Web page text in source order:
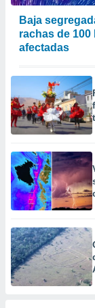
Baja
rachas de
afectadas